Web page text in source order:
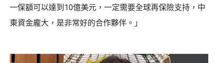
一保額可以達到10億美元，一定需要全球再保險支持，中
東資金龐大，是非常好的合作夥伴。」